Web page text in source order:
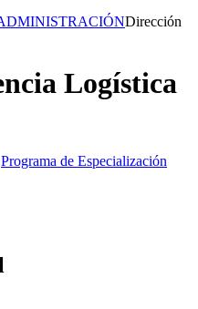
Dirección
Logística
Programa de Especialización